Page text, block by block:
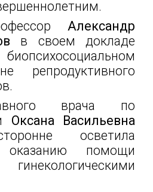
Александр
в своем докладе
репродуктивного
врача по
Оксана Васильевна
осветила
помощи